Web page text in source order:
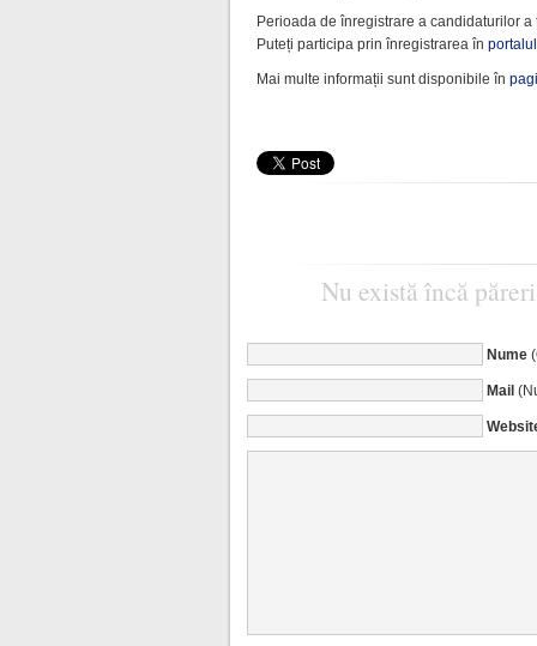
Perioada de înregistrare a candidaturilor
Puteți participa prin înregistrarea în
Mai multe informații sunt disponibile în
Nu există încă
Nume
Mail